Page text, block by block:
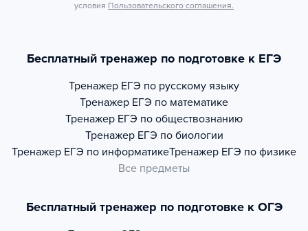
условия Пользовательского соглашения.
Бесплатный тренажер по подготовке к ЕГЭ
Тренажер ЕГЭ по русскому языку
Тренажер ЕГЭ по математике
Тренажер ЕГЭ по обществознанию
Тренажер ЕГЭ по биологии
Тренажер ЕГЭ по информатикеТренажер ЕГЭ по физике
Все предметы
Бесплатный тренажер по подготовке к ОГЭ